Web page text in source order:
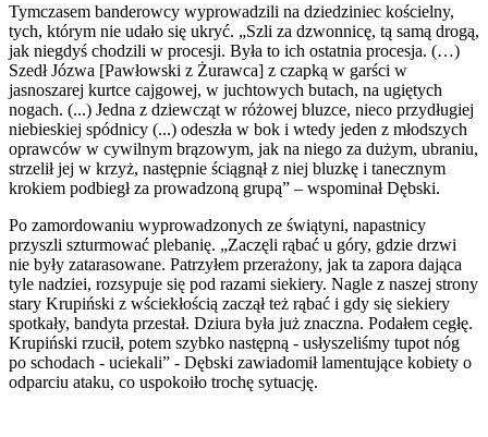
Tymczasem banderowcy wyprowadzili na dziedziniec kościelny,
tych, którym nie udało się ukryć. „Szli za dzwonnicę, tą samą drogą,
jak niegdyś chodzili w procesji. Była to ich ostatnia procesja. (…)
Szedł Józwa [Pawłowski z Żurawca] z czapką w garści w
jasnoszarej kurtce cajgowej, w juchtowych butach, na ugiętych
nogach. (...) Jedna z dziewcząt w różowej bluzce, nieco przydługiej
niebieskiej spódnicy (...) odeszła w bok i wtedy jeden z młodszych
oprawców w cywilnym brązowym, jak na niego za dużym, ubraniu,
strzelił jej w krzyż, następnie ściągnął z niej bluzkę i tanecznym
krokiem podbiegł za prowadzoną grupą” – wspominał Dębski.
Po zamordowaniu wyprowadzonych ze świątyni, napastnicy
przyszli szturmować plebanię. „Zaczęli rąbać u góry, gdzie drzwi
nie były zatarasowane. Patrzyłem przerażony, jak ta zapora dająca
tyle nadziei, rozsypuje się pod razami siekiery. Nagle z naszej strony
stary Krupiński z wściekłością zaczął też rąbać i gdy się siekiery
spotkały, bandyta przestał. Dziura była już znaczna. Podałem cegłę.
Krupiński rzucił, potem szybko następną - usłyszeliśmy tupot nóg
po schodach - uciekali” - Dębski zawiadomił lamentujące kobiety o
odparciu ataku, co uspokoiło trochę sytuację.